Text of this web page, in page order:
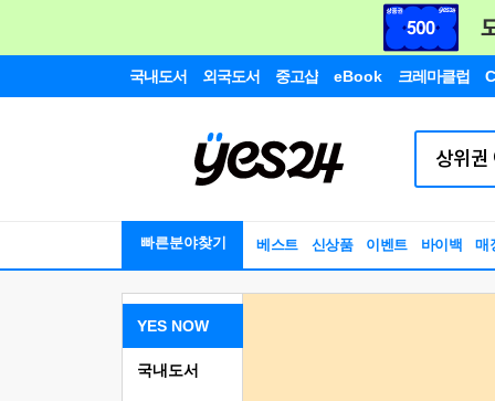
국내도서 외국도서 중고샵 eBook 크레마클럽
빠른분야찾기 베스트 신상품 이벤트 바이백 매
YES NOW
국내도서